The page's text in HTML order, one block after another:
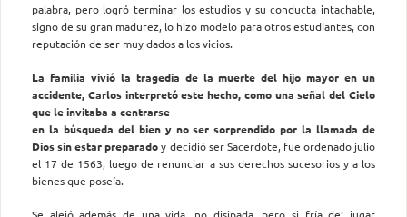
palabra, pero logró terminar los estudios y su conducta intachable,
signo de su gran madurez, lo hizo modelo para otros estudiantes, con
reputación de ser muy dados a los vicios.
La familia vivió la tragedia de la muerte del hijo mayor en un
accidente, Carlos interpretó este hecho, como una señal del Cielo
que le invitaba a centrarse
en la búsqueda del bien y no ser sorprendido por la llamada de
Dios sin estar preparadoy decidió ser Sacerdote, fue ordenado julio
el 17 de 1563, luego de renunciar a sus derechos sucesorios y a los
bienes que poseía.
Se alejó además de una vida, no disipada, pero si fría de: jugar